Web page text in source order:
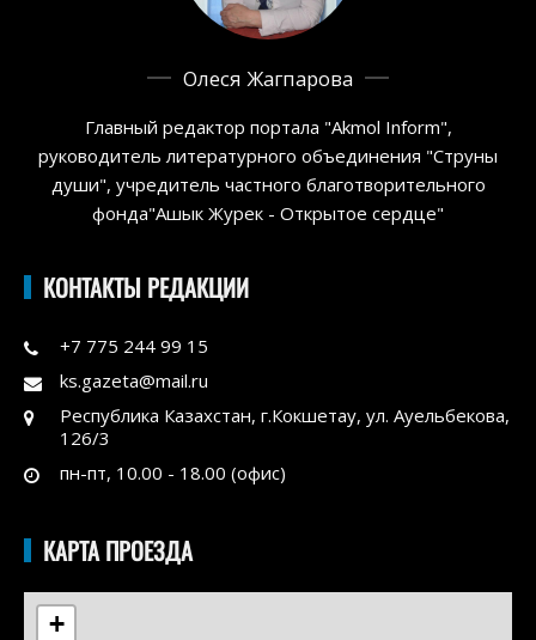
Олеся Жагпарова
Главный редактор портала "Akmol Inform",
руководитель литературного объединения "Струны
души", учредитель частного благотворительного
фонда"Ашык Журек - Открытое сердце"
КОНТАКТЫ РЕДАКЦИИ
+7 775 244 99 15
ks.gazeta@mail.ru
Республика Казахстан, г.Кокшетау, ул. Ауельбекова,
126/3
пн-пт, 10.00 - 18.00 (офис)
КАРТА ПРОЕЗДА
+